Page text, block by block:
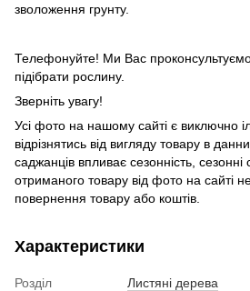
зволоження грунту.
Телефонуйте! Ми Вас
підібрати рослину.
Зверніть увагу!
Усі фото на нашому сайті є виключно
відрізнятись від вигляду товару в
саджанців впливає сезонність, сезонні
отриманого товару від фото на сайті
повернення товару або коштів.
Характеристики
Розділ
Листяні дерева